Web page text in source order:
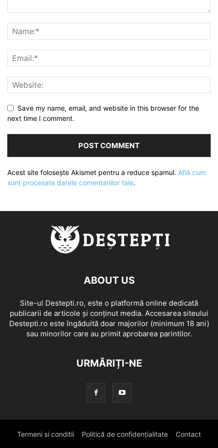
Save my name, email, and website in this browser for the
next time I comment.
Acest site folosește Akismet pentru a reduce spamul. Află cum
sunt procesate datele comentariilor tale.
ABOUT US
Site-ul Destepti.ro, este o platformă online dedicată
publicarii de articole și conținut media. Accesarea siteului
Destepti.ro este îngăduită doar majorilor (minimum 18 ani)
sau minorilor care au primit aprobarea parintilor.
URMĂRIȚI-NE
Termeni si conditii Politică de confidențialitate Contact